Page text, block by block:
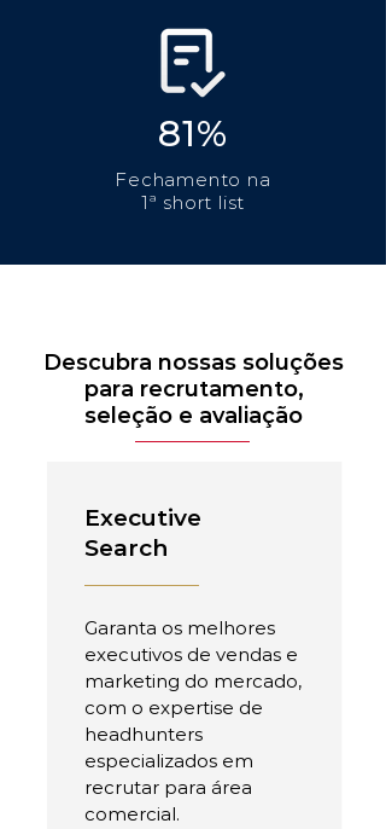
81%
Fechamento na
1ª short list
Descubra nossas soluções
para recrutamento,
seleção e avaliação
Executive
Search
Garanta os melhores
executivos de vendas e
marketing do mercado,
com o expertise de
headhunters
especializados em
recrutar para área
comercial.